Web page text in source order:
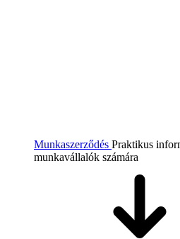
Munkaszerződés Praktikus
munkavállalók számára